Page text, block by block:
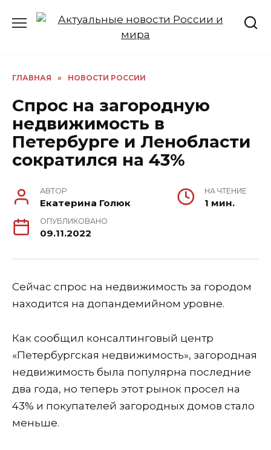
ГЛАВНАЯ » НОВОСТИ РОССИИ
Спрос на загородную
недвижимость в
Петербурге и Ленобласти
сократился на 43%
АВТОР
Екатерина Голюк
НА ЧТЕНИЕ
1 мин.
ОПУБЛИКОВАНО
09.11.2022
Сейчас спрос на недвижимость за городом
находится на допандемийном уровне.
Как сообщил консалтинговый центр
«Петербургская недвижимость», загородная
недвижимость была популярна последние
два года, но теперь этот рынок просел на
43% и покупателей загородных домов стало
меньше.